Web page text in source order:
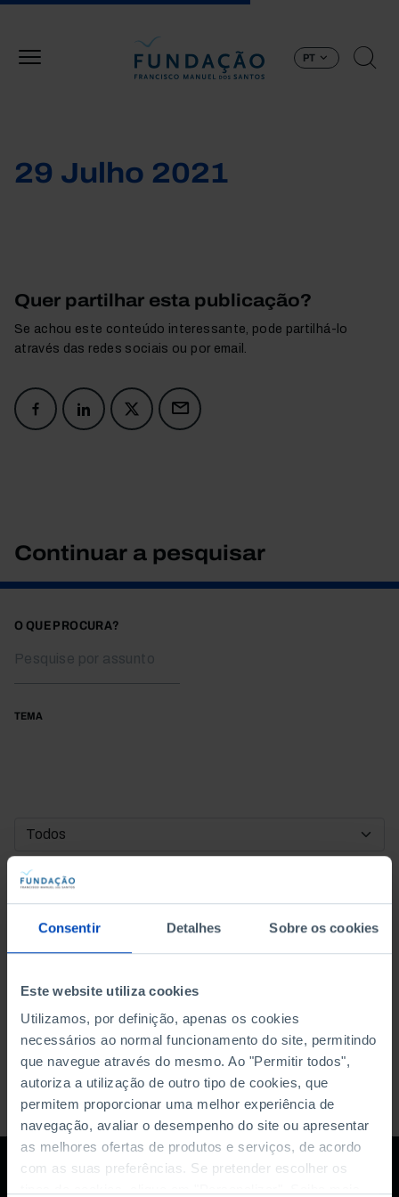
Consentir Detalhes Sobre os cookies
Este website utiliza cookies
Utilizamos, por definição, apenas os cookies
necessários ao normal funcionamento do site, permitindo
que navegue através do mesmo. Ao "Permitir todos",
autoriza a utilização de outro tipo de cookies, que
permitem proporcionar uma melhor experiência de
navegação, avaliar o desempenho do site ou apresentar
as melhores ofertas de produtos e serviços, de acordo
com as suas preferências. Se pretender escolher os
PT
29 Julho 2021
Quer partilhar esta publicação?
Se achou este conteúdo interessante, pode partilhá-lo
através das redes sociais ou por email.
Continuar a pesquisar
O QUE PROCURA?
TEMA
DATA DE INÍCIO
DATA DE FIM